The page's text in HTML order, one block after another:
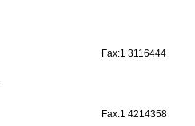
Fax:1 3116444
Fax:1 4214358